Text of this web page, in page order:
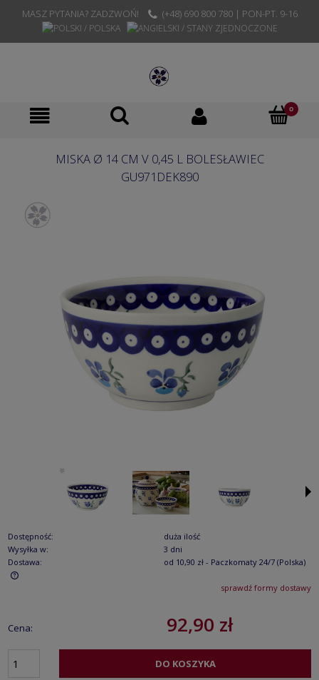
MASZ PYTANIA? ZADZWOŃ! (+48) 690 800 780 | PON-PT. 9-16
MISKA Ø 14 CM V 0,45 L BOLESŁAWIEC
GU971DEK890
Dostępność:
duża ilość
Wysyłka w:
3 dni
Dostawa:
od 10,90 zł - Paczkomaty 24/7 (Polska)
Cena nie zawiera ewentualnych kosztów płatnościsprawdź formy dostawy
Cena: 92,90 zł
DO KOSZYKA